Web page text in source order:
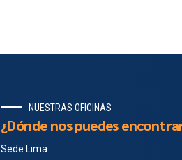
NUESTRAS OFICINAS
¿Dónde nos puedes
Sede Lima: